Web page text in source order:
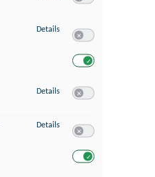
Details zu Messung der
Details zu Messung der
Details zu Analyse von